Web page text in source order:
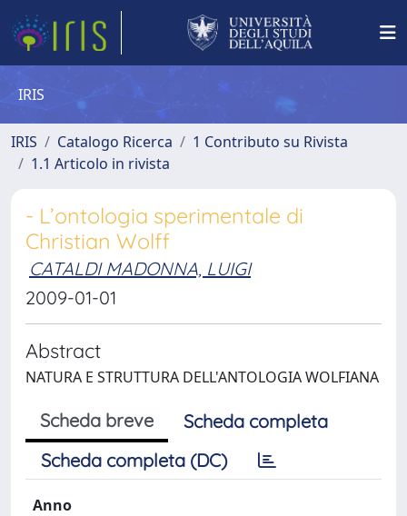
IRIS
IRIS Catalogo Ricerca
1 Contributo su Rivista
1.1 Articolo in rivista
- L’ontologia sperimentale di
Christian Wolff
CATALDI MADONNA, LUIGI
2009-01-01
Abstract
NATURA E STRUTTURA DELL'ANTOLOGIA WOLFIANA
Scheda breve
Scheda completa
Scheda completa (DC)
Anno